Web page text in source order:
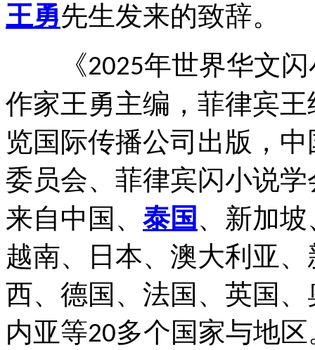
王勇先生发来的致辞。
《2025年世界华文
作家王勇主编，菲律宾
览国际传播公司出版，
委员会、菲律宾闪小说
来自中国、 泰国 、新加
越南、日本、澳大利亚
西、德国、法国、英国
内亚等20多个国家与地区